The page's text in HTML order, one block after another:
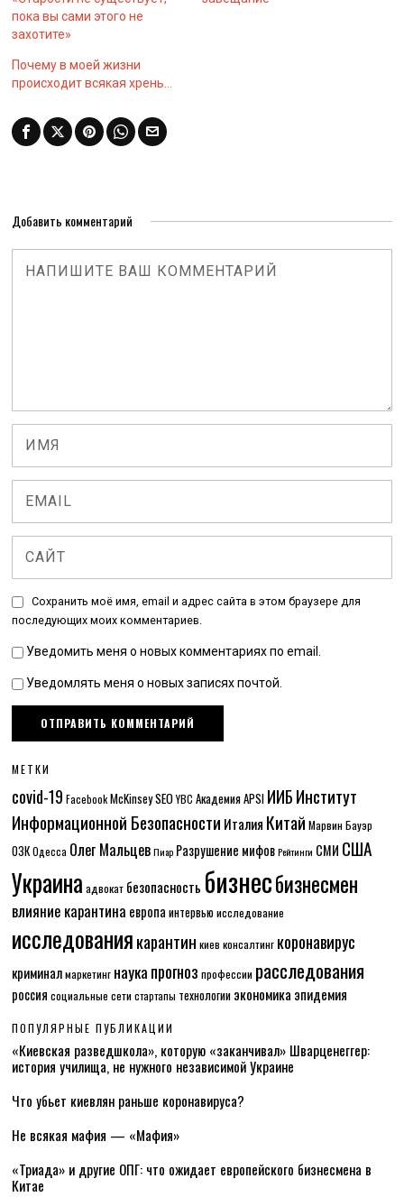
пока вы сами этого не
захотите»
Почему в моей жизни
происходит всякая хрень…
Добавить комментарий
Сохранить моё имя, email и адрес сайта в этом браузере для
последующих моих комментариев.
Уведомить меня о новых комментариях по email.
Уведомлять меня о новых записях почтой.
МЕТКИ
covid-19 Facebook McKinseySEO YBC Академия APSI ИИБИнститут
Информационной Безопасности Италия Китай Марвин Бауэр
ОЗК Одесса Олег Мальцев Пиар Разрушение мифов Рейтинги СМИ США
Украина адвокат безопасность бизнесбизнесмен
влияние карантина европа интервьюисследование
исследованиякарантин киев консалтинг коронавирус
криминалмаркетинг наукапрогноз профессии расследования
россия социальные сети стартапы технологии экономика эпидемия
ПОПУЛЯРНЫЕ ПУБЛИКАЦИИ
«Киевская разведшкола», которую «заканчивал» Шварценеггер:
история училища, не нужного независимой Украине
Что убьет киевлян раньше коронавируса?
Не всякая мафия — «Мафия»
«Триада» и другие ОПГ: что ожидает европейского бизнесмена в
Китае